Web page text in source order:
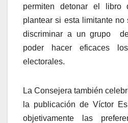
permiten detonar el libro
plantear si esta limitante no
discriminar a un grupo
poder hacer eficaces
electorales.
La Consejera también
la publicación de Víctor
objetivamente las